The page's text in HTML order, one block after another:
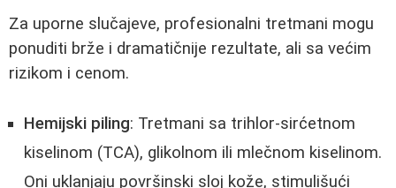
Za uporne slučajeve, profesionalni tretmani mogu
ponuditi brže i dramatičnije rezultate, ali sa većim
rizikom i cenom.
Hemijski piling: Tretmani sa trihlor-sirćetnom
kiselinom (TCA), glikolnom ili mlečnom kiselinom.
Oni uklanjaju površinski sloj kože, stimulišući